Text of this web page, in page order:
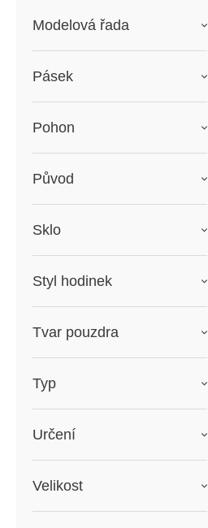
Modelová řada
Pásek
Pohon
Původ
Sklo
Styl hodinek
Tvar pouzdra
Typ
Určení
Velikost